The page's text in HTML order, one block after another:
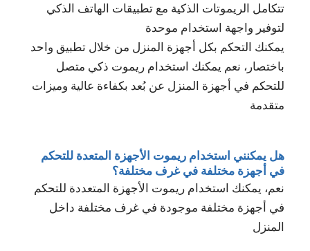
تتكامل الريموتات الذكية مع تطبيقات الهاتف الذكي
لتوفير واجهة استخدام موحدة
يمكنك التحكم بكل أجهزة المنزل من خلال تطبيق واحد
باختصار، نعم يمكنك استخدام ريموت ذكي متصل
للتحكم في أجهزة المنزل عن بُعد بكفاءة عالية وميزات
متقدمة
هل يمكنني استخدام ريموت الأجهزة المتعدة للتحكم
في أجهزة مختلفة في غرف مختلفة؟
نعم، يمكنك استخدام ريموت الأجهزة المتعددة للتحكم
في أجهزة مختلفة موجودة في غرف مختلفة داخل
المنزل